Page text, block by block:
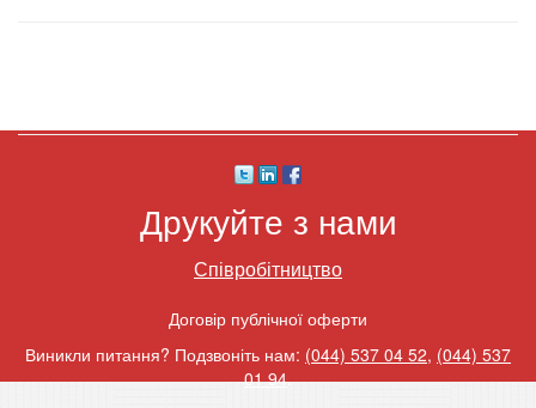
Друкуйте з нами
Співробітництво
Договір публічної оферти
Виникли питання? Подзвоніть нам: (044) 537 04 52, (044) 537
01 94.